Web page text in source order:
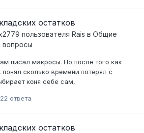
остатков
пользователя Rais в Общие
вопросы
писал макросы. Но после того как
понял сколько времени потерял с
коня себе сам,
22 ответа
остатков